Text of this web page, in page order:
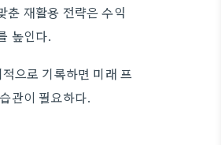
춘 재활용 전략은 수익
높인다.
으로 기록하면 미래 프
관이 필요하다.